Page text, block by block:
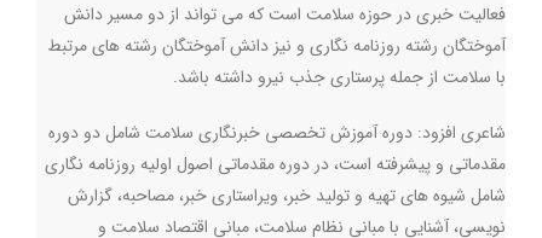
فعالیت خبری در حوزه سلامت است که می تواند از دو مسیر دانش
آموختگان رشته روزنامه نگاری و نیز دانش آموختگان رشته های مرتبط
با سلامت از جمله پرستاری جذب نیرو داشته باشد.
شاعری افزود: دوره آموزش تخصصی خبرنگاری سلامت شامل دو دوره
مقدماتی و پیشرفته است، در دوره مقدماتی اصول اولیه روزنامه نگاری
شامل شیوه های تهیه و تولید خبر، ویراستاری خبر، مصاحبه، گزارش
نویسی، آشنایی با مبانی نظام سلامت، مبانی اقتصاد سلامت و